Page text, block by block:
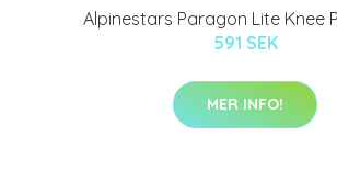
Alpinestars Paragon Lite Knee
591 SEK
MER INFO!